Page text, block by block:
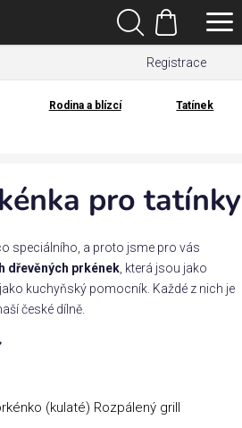
Registrace
Hledat
Nákupní
košík
Rodina a blízcí Tatínek
pro tatínky
speciálního, a proto jsme pro vás
dřevěných prkének , která jsou jako
kuchyňský pomocník. Každé z nich je
české dílně.
(kulaté) Rozpálený grill